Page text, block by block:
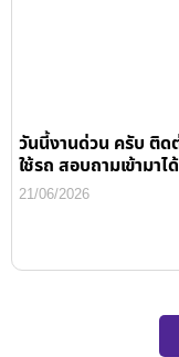
วันนี้งานด่วน ครับ ติด
ใช้รถ สอบถามเข้ามาไ
21/06/2026